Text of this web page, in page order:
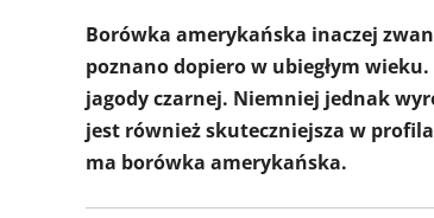
Borówka amerykańska inaczej
poznano dopiero w ubiegłym
jagody czarnej. Niemniej jednak
jest również skuteczniejsza w
ma borówka amerykańska.